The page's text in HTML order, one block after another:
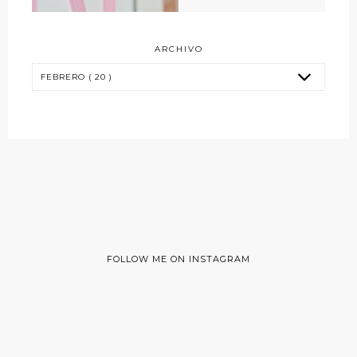
ARCHIVO
FOLLOW ME ON INSTAGRAM